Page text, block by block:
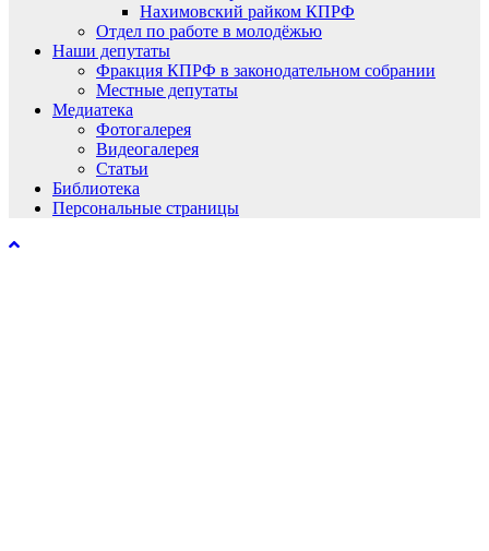
Нахимовский райком КПРФ
Отдел по работе в молодёжью
Наши депутаты
Фракция КПРФ в законодательном собрании
Местные депутаты
Медиатека
Фотогалерея
Видеогалерея
Статьи
Библиотека
Персональные страницы